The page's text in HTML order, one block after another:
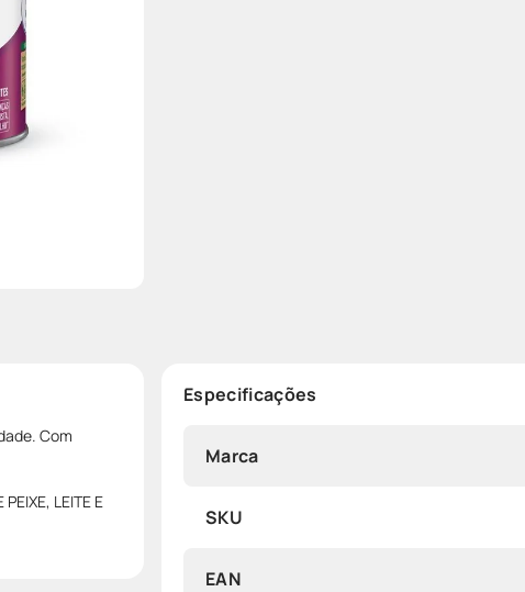
Com
LEITE E
Especificações
Marca
SKU
EAN